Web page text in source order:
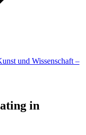
und Wissenschaft –
in